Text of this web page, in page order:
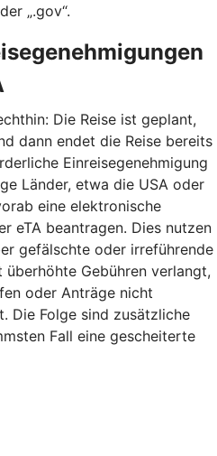
„.gov“.
Die Reise ist geplant,
dann endet die Reise bereits
Einreisegenehmigung
Länder, etwa die USA oder
eine elektronische
eTA beantragen. Dies nutzen
gefälschte oder irreführende
Gebühren verlangt,
oder Anträge nicht
Die Folge sind zusätzliche
Fall eine gescheiterte